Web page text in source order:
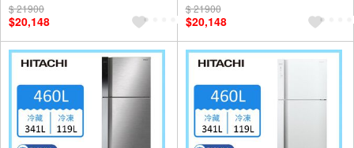
$ 21900
$20,148
$ 21900
$20,148